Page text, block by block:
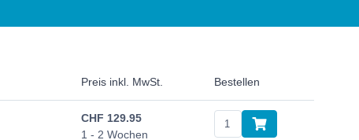
Preis inkl. MwSt. Bestellen
CHF 129.95
1 - 2 Wochen